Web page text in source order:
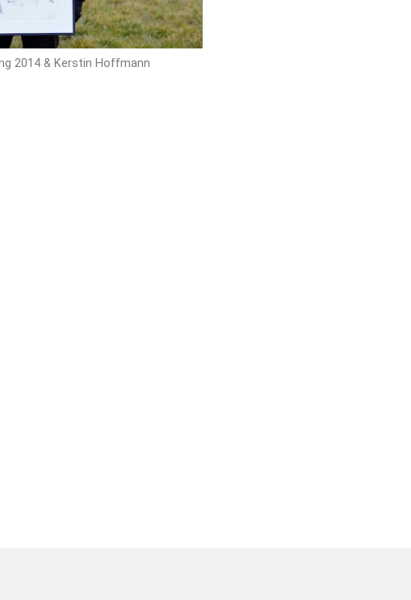
2014 & Kerstin Hoffmann